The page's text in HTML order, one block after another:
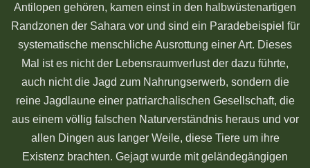
Antilopen gehören, kamen einst in den halbwüstenartigen
Randzonen der Sahara vor und sind ein Paradebeispiel für
systematische menschliche Ausrottung einer Art. Dieses
Mal ist es nicht der Lebensraumverlust der dazu führte,
auch nicht die Jagd zum Nahrungserwerb, sondern die
reine Jagdlaune einer patriarchalischen Gesellschaft, die
aus einem völlig falschen Naturverständnis heraus und vor
allen Dingen aus langer Weile, diese Tiere um ihre
Existenz brachten. Gejagt wurde mit geländegängigen